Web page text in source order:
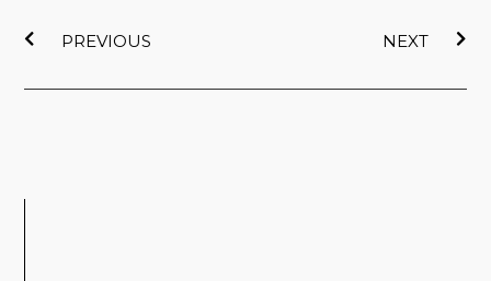
PREVIOUS NEXT